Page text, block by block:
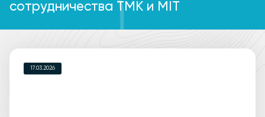
сотрудничества TMK и MIT
17.03.2026